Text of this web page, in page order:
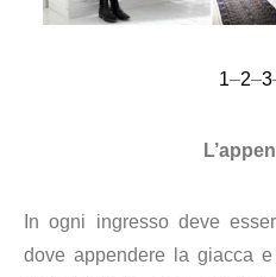
1–2–3
In ogni ingresso deve
dove appendere la giacca